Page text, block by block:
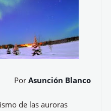
Por Asunción Blanco
de las auroras